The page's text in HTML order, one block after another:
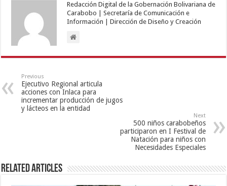
Redacción Digital de la Gobernación Bolivariana de
Carabobo | Secretaría de Comunicación e
Información | Dirección de Diseño y Creación
Previous
Ejecutivo Regional articula
acciones con Inlaca para
incrementar producción de jugos
y lácteos en la entidad
Next
500 niños carabobeños
participaron en I Festival de
Natación para niños con
Necesidades Especiales
Related Articles